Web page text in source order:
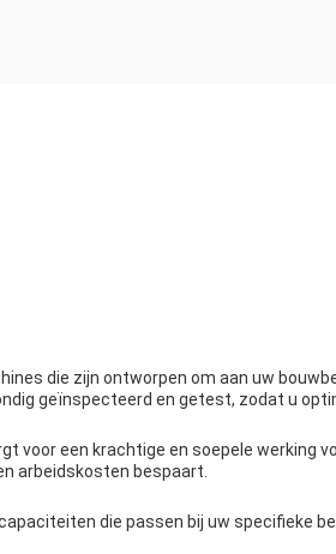
die zijn ontworpen om aan uw
geïnspecteerd en getest, zodat u
voor een krachtige en soepele werking
arbeidskosten bespaart.
die passen bij uw specifieke